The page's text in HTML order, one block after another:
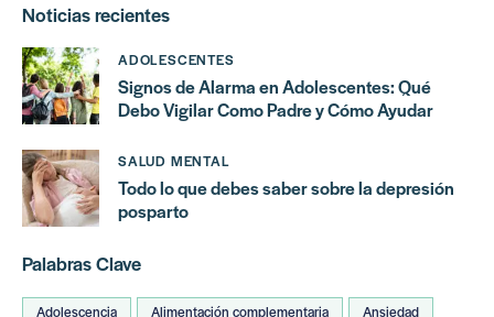
Noticias recientes
ADOLESCENTES
Signos de Alarma en Adolescentes: Qué
Debo Vigilar Como Padre y Cómo Ayudar
SALUD MENTAL
Todo lo que debes saber sobre la depresión
posparto
Palabras Clave
Adolescencia Alimentación complementaria
Ansiedad